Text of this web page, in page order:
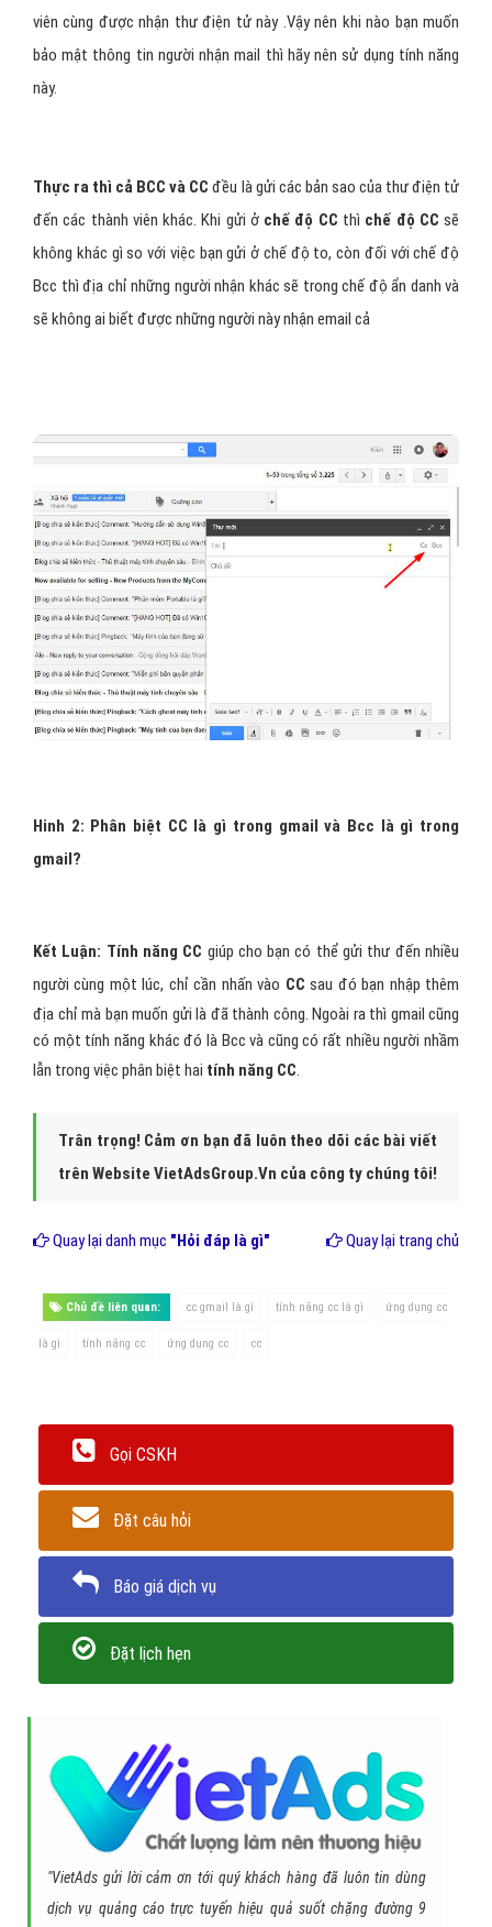
viên cùng được nhận thư điện tử này .Vậy nên khi nào bạn muốn
bảo mật thông tin người nhận mail thì hãy nên sử dụng tính năng
này.
Thực ra thì cả BCC và CC đều là gửi các bản sao của thư điện tử
đến các thành viên khác. Khi gửi ở chế độ CC thì chế độ CC sẽ
không khác gì so với việc bạn gửi ở chế độ to, còn đối với chế độ
Bcc thì địa chỉ những người nhận khác sẽ trong chế độ ẩn danh và
sẽ không ai biết được những người này nhận email cả
Hinh 2: Phân biệt CC là gì trong gmail và Bcc là gì trong
gmail?
Kết Luận: Tính năng CC giúp cho bạn có thể gửi thư đến nhiều
người cùng một lúc, chỉ cần nhấn vào CCsau đó bạn nhập thêm
địa chỉ mà bạn muốn gửi là đã thành công. Ngoài ra thì gmail cũng
có một tính năng khác đó là Bcc và cũng có rất nhiều người nhầm
lẫn trong việc phân biệt hai tính năng CC
Trân trọng! Cảm ơn bạn đã luôn theo dõi các bài viết
trên Website VietAdsGroup.Vn của công ty chúng tôi!
Quay lại danh mục "Hỏi đáp là gì" Quay lại trang chủ
Chủ đề liên quan: cc gmail là gì tính năng cc là gì ứng dụng cc
là gì tính năng cc ứng dụng cc cc
Gọi CSKH
Đặt câu hỏi
Báo giá dịch vụ
Đặt lịch hẹn
"VietAds gửi lời cảm ơn tới quý khách hàng đã luôn tin dùng
dịch vụ quảng cáo trực tuyến hiệu quả suốt chặng đường 9